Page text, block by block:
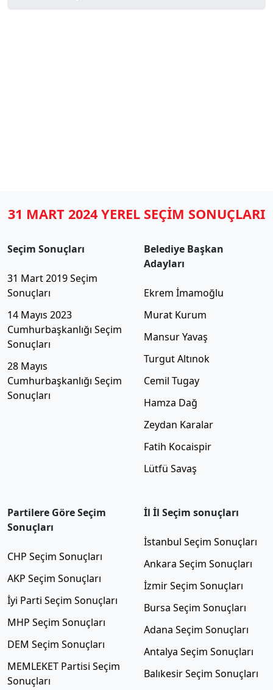
31 MART 2024 YEREL SEÇİM SONUÇLARI
Seçim Sonuçları
31 Mart 2019 Seçim
Sonuçları
14 Mayıs 2023
Cumhurbaşkanlığı Seçim
Sonuçları
28 Mayıs
Cumhurbaşkanlığı Seçim
Sonuçları
Belediye Başkan
Adayları
Ekrem İmamoğlu
Murat Kurum
Mansur Yavaş
Turgut Altınok
Cemil Tugay
Hamza Dağ
Zeydan Karalar
Fatih Kocaispir
Lütfü Savaş
Partilere Göre Seçim
Sonuçları
CHP Seçim Sonuçları
AKP Seçim Sonuçları
İyi Parti Seçim Sonuçları
MHP Seçim Sonuçları
DEM Seçim Sonuçları
MEMLEKET Partisi Seçim
Sonuçları
İl İl Seçim sonuçları
İstanbul Seçim Sonuçları
Ankara Seçim Sonuçları
İzmir Seçim Sonuçları
Bursa Seçim Sonuçları
Adana Seçim Sonuçları
Antalya Seçim Sonuçları
Balıkesir Seçim Sonuçları